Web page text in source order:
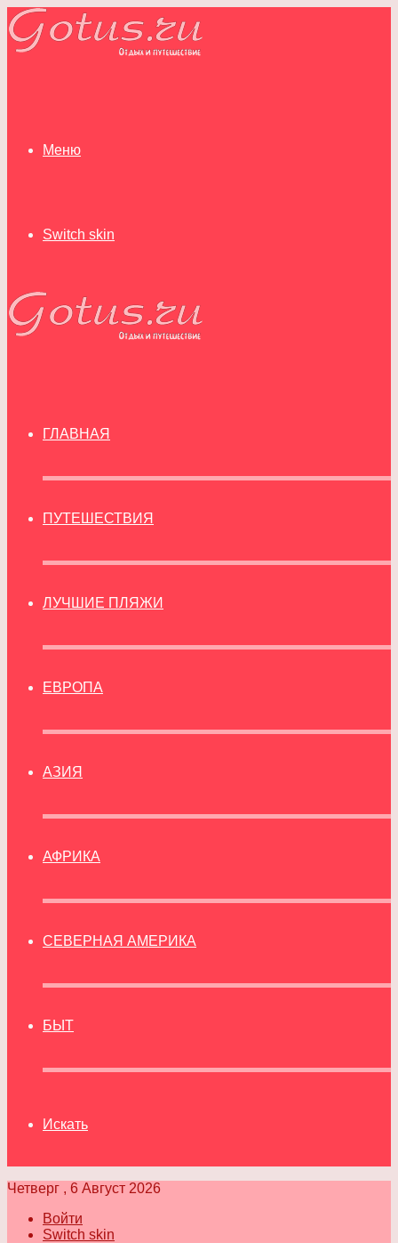
Меню
Switch skin
ГЛАВНАЯ
ПУТЕШЕСТВИЯ
ЛУЧШИЕ ПЛЯЖИ
ЕВРОПА
АЗИЯ
АФРИКА
СЕВЕРНАЯ АМЕРИКА
БЫТ
Искать
Четверг , 6 Август 2026
Войти
Switch skin